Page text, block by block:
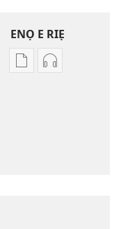
ENỌ E RIẸ
OghẹrẹOghẹrẹ